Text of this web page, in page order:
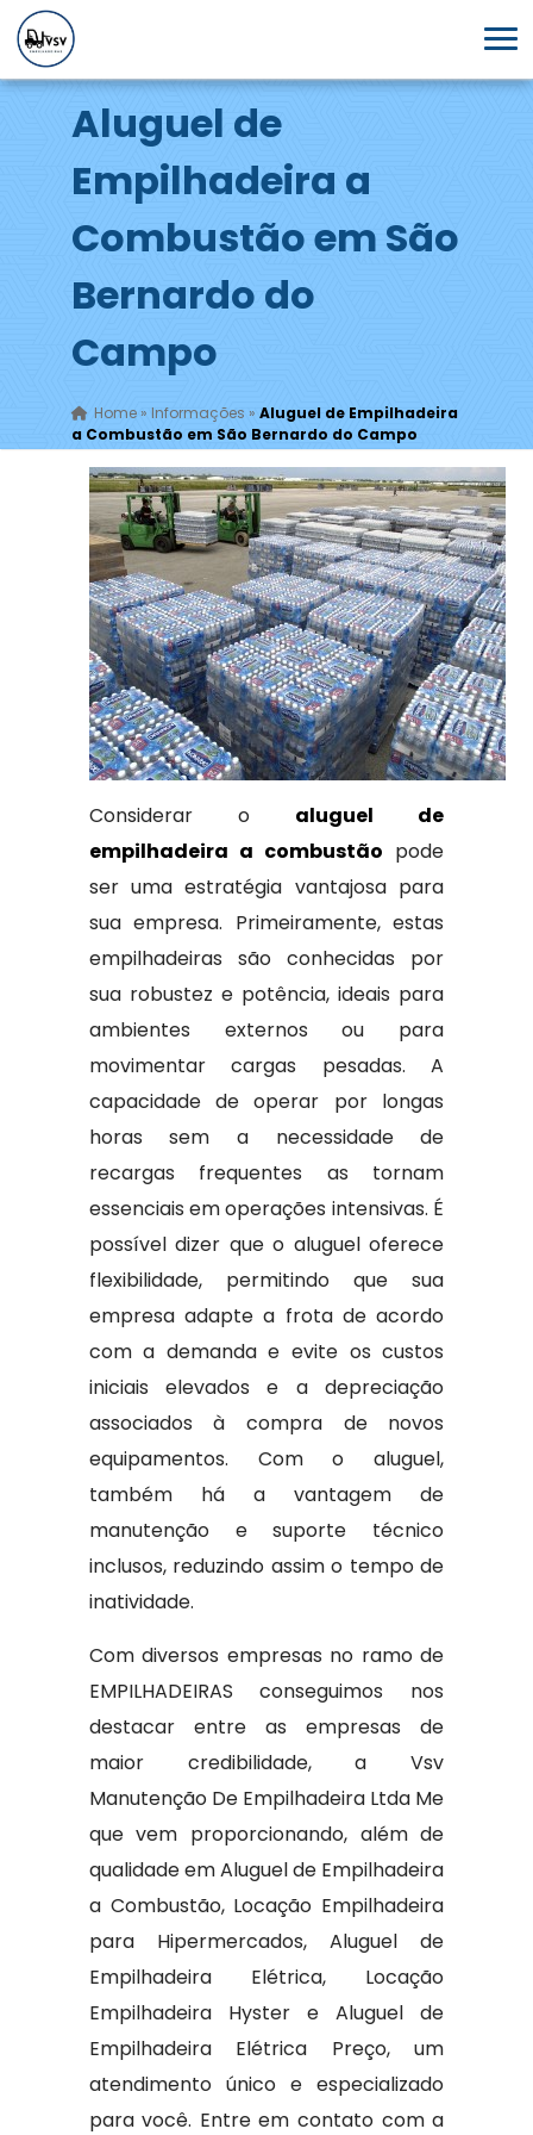
Aluguel de
Empilhadeira a
Combustão em São
Bernardo do
Campo
Home» Informações » Aluguel de Empilhadeira
a Combustão em São Bernardo do Campo
Considerar o aluguel de
empilhadeira a combustão pode
ser uma estratégia vantajosa para
sua empresa. Primeiramente, estas
empilhadeiras são conhecidas por
sua robustez e potência, ideais para
ambientes externos ou para
movimentar cargas pesadas. A
capacidade de operar por longas
horas sem a necessidade de
recargas frequentes as tornam
essenciais em operações intensivas. É
possível dizer que o aluguel oferece
flexibilidade, permitindo que sua
empresa adapte a frota de acordo
com a demanda e evite os custos
iniciais elevados e a depreciação
associados à compra de novos
equipamentos. Com o aluguel,
também há a vantagem de
manutenção e suporte técnico
inclusos, reduzindo assim o tempo de
inatividade.
Com diversos empresas no ramo de
EMPILHADEIRAS conseguimos nos
destacar entre as empresas de
maior credibilidade, a Vsv
Manutenção De Empilhadeira Ltda Me
que vem proporcionando, além de
qualidade em Aluguel de Empilhadeira
a Combustão, Locação Empilhadeira
para Hipermercados, Aluguel de
Empilhadeira Elétrica, Locação
Empilhadeira Hyster e Aluguel de
Empilhadeira Elétrica Preço, um
atendimento único e especializado
para você. Entre em contato com a